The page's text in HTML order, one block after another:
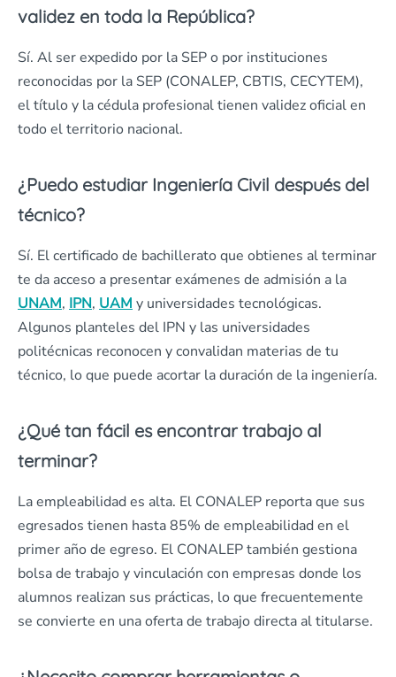
validez en toda la República?
Sí. Al ser expedido por la SEP o por instituciones
reconocidas por la SEP (CONALEP, CBTIS, CECYTEM),
el título y la cédula profesional tienen validez oficial en
todo el territorio nacional.
¿Puedo estudiar Ingeniería Civil después del
técnico?
Sí. El certificado de bachillerato que obtienes al terminar
te da acceso a presentar exámenes de admisión a la
UNAM, IPN, UAM y universidades tecnológicas.
Algunos planteles del IPN y las universidades
politécnicas reconocen y convalidan materias de tu
técnico, lo que puede acortar la duración de la ingeniería.
¿Qué tan fácil es encontrar trabajo al
terminar?
La empleabilidad es alta. El CONALEP reporta que sus
egresados tienen hasta 85% de empleabilidad en el
primer año de egreso. El CONALEP también gestiona
bolsa de trabajo y vinculación con empresas donde los
alumnos realizan sus prácticas, lo que frecuentemente
se convierte en una oferta de trabajo directa al titularse.